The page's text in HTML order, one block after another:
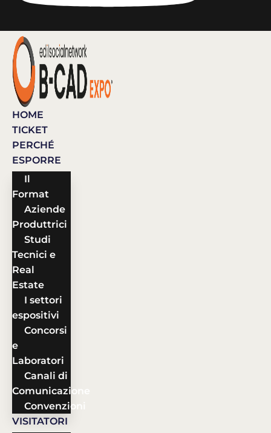
HOME
TICKET
PERCHÉ
ESPORRE
Il
Format
Aziende
Produttrici
Studi
Tecnici e
Real
Estate
I settori
espositivi
Concorsi
e
Laboratori
Canali di
Comunicazione
Convenzioni
VISITATORI